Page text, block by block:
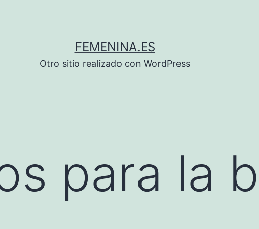
FEMENINA.ES
Otro sitio realizado con WordPress
para la